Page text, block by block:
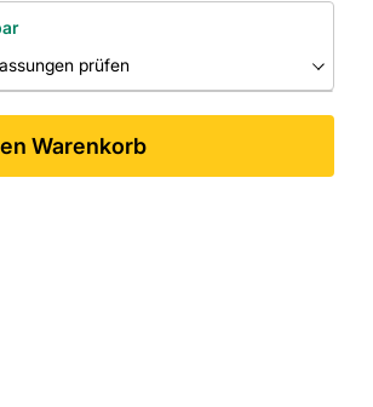
prüfen
Warenkorb